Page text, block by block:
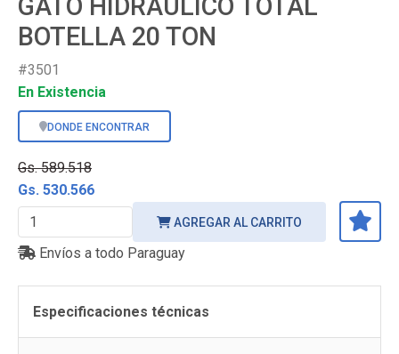
GATO HIDRAULICO TOTAL
BOTELLA 20 TON
#3501
En Existencia
DONDE ENCONTRAR
Gs. 589.518
Gs. 530.566
AGREGAR AL CARRITO
Envíos a todo Paraguay
Especificaciones técnicas